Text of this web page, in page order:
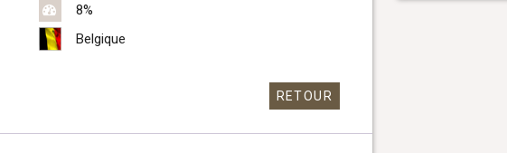
8%
Belgique
RETOUR